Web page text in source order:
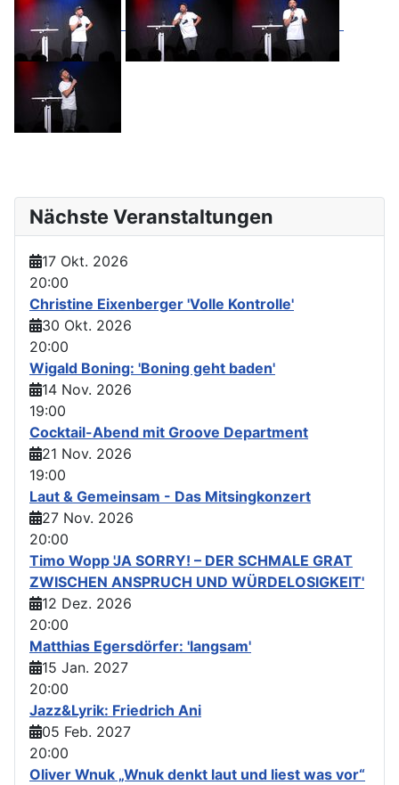
Nächste Veranstaltungen
17 Okt. 2026
20:00
Christine Eixenberger 'Volle Kontrolle'
30 Okt. 2026
20:00
Wigald Boning: 'Boning geht baden'
14 Nov. 2026
19:00
Cocktail-Abend mit Groove Department
21 Nov. 2026
19:00
Laut & Gemeinsam - Das Mitsingkonzert
27 Nov. 2026
20:00
Timo Wopp 'JA SORRY! – DER SCHMALE GRAT
ZWISCHEN ANSPRUCH UND WÜRDELOSIGKEIT'
12 Dez. 2026
20:00
Matthias Egersdörfer: 'langsam'
15 Jan. 2027
20:00
Jazz&Lyrik: Friedrich Ani
05 Feb. 2027
20:00
Oliver Wnuk „Wnuk denkt laut und liest was vor“